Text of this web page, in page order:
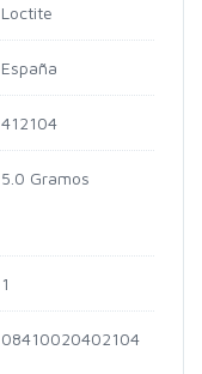
Loctite
España
412104
5.0 Gramos
1
08410020402104